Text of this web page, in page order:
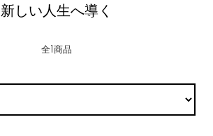
新しい人生へ導く
全1商品